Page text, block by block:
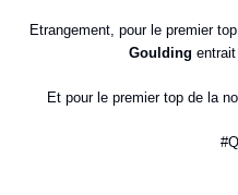
Etrangement, pour le premier
Goulding
Et pour le premier top de la